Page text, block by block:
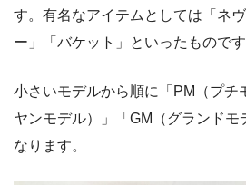
す。有名なアイテムとしては「ネ
ー」「バケット」といったものです
小さいモデルから順に「PM（プチ
ヤンモデル）」「GM（グランドモ
なります。